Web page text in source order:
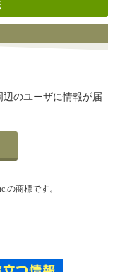
のユーザに情報が届
の商標です。